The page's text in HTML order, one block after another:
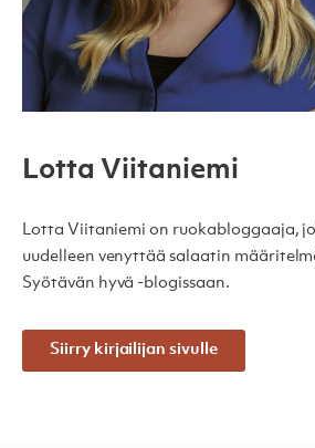
Lotta Viitaniemi
Lotta Viitaniemi on ruokabloggaaja,
uudelleen venyttää salaatin
Syötävän hyvä -blogissaan.
Siirry kirjailijan sivulle